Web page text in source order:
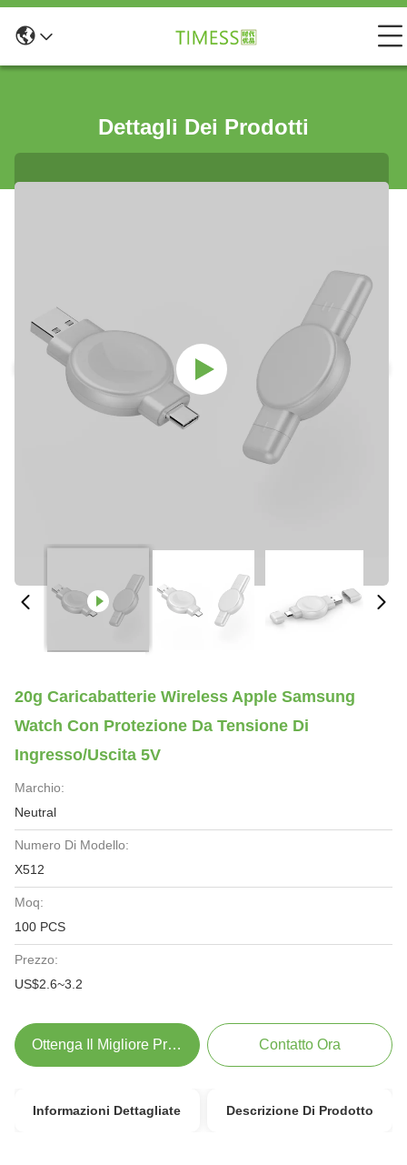
Dettagli Dei Prodotti
20g Caricabatterie Wireless Apple Samsung
Watch Con Protezione Da Tensione Di
Ingresso/uscita 5V
Marchio:
Neutral
Numero Di Modello:
X512
Moq:
100 PCS
Prezzo:
US$2.6~3.2
Ottenga Il Migliore Prezzo Contatto Ora
Informazioni Dettagliate Descrizione Di Prodotto